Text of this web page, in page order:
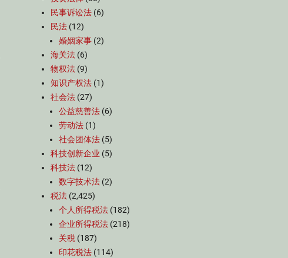
民事诉讼法 (6)
民法 (12)
婚姻家事 (2)
海关法 (6)
物权法 (9)
知识产权法 (1)
社会法 (27)
公益慈善法 (6)
劳动法 (1)
社会团体法 (5)
科技创新企业 (5)
科技法 (12)
数字技术法 (2)
税法 (2,425)
个人所得税法 (182)
企业所得税法 (218)
关税 (187)
印花税法 (114)